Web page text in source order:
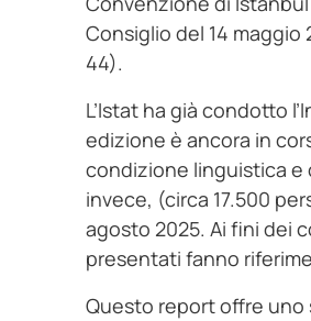
Consiglio del 14
44).
L’Istat ha già condotto
edizione è ancora in
condizione linguistica e
invece, (circa 17.500
agosto 2025. Ai fini dei
presentati fanno
Questo report offre uno